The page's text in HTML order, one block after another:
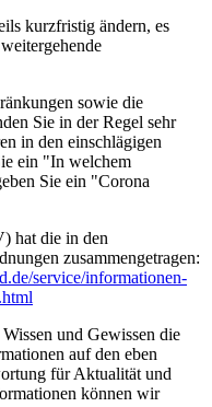
kurzfristig ändern, es
sowie die
Sie in der Regel sehr
in den einschlägigen
ein "In welchem
Sie ein "Corona
hat die in den
zusammengetragen:
­service/­informationen-
und Gewissen die
auf den eben
für Aktualität und
können wir